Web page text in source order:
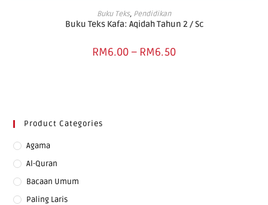
SELECT OPTIONS
Buku Teks, Pendidikan
Buku Teks Kafa: Aqidah Tahun 2 / Sc
RM6.00 – RM6.50
Product Categories
Agama
Al-Quran
Bacaan Umum
Paling Laris